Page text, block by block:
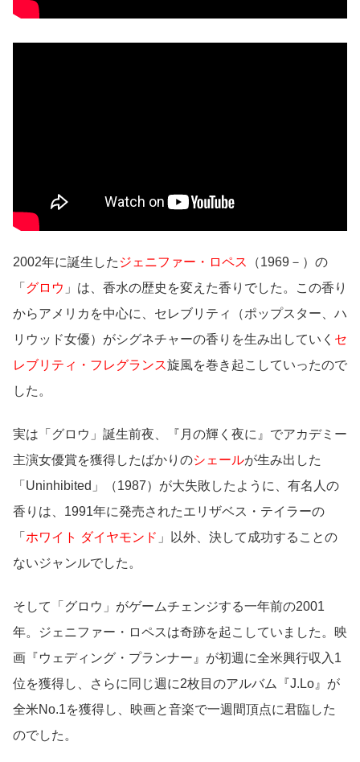
2002年に誕生した ジェニファー・ロペス
（1969－）の
「 グロウ 」は、香水の歴史を変えた香りでした。この香り
からアメリカを中心に、セレブリティ（ポップスター、ハ
リウッド女優）がシグネチャーの香りを生み出していく セ
レブリティ・フレグランス旋風を巻き起こしていったので
した。
実は「グロウ」誕生前夜、『月の輝く夜に』でアカデミー
主演女優賞を獲得したばかりのシェールが生み出した
「Uninhibited」（1987）が大失敗したように、有名人の
香りは、1991年に発売されたエリザベス・テイラーの
「 ホワイト ダイヤモンド 」以外、決して成功することの
ないジャンルでした。
そして「グロウ」がゲームチェンジする一年前の2001
年。ジェニファー・ロペスは奇跡を起こしていました。映
画『ウェディング・プランナー』が初週に全米興行収入1
位を獲得し、さらに同じ週に2枚目のアルバム『J.Lo』が
全米No.1を獲得し、映画と音楽で一週間頂点に君臨した
のでした。